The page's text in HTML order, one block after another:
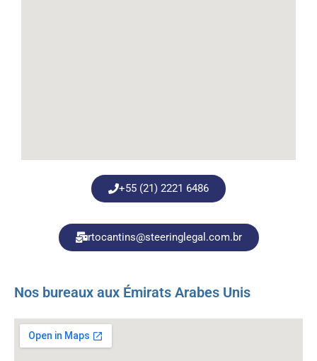
+55 (21) 2221 6486
rtocantins@steeringlegal.com.br
Nos bureaux aux Émirats Arabes Unis